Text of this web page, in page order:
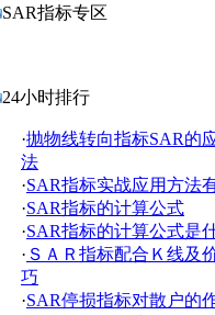
SAR指标专区
24小时排行
·抛物线转向指标SAR的
法
·SAR指标实战应用方法
·SAR指标的计算公式
·SAR指标的计算公式是
· ＳＡＲ指标配合Ｋ线及
巧
·SAR停损指标对散户的